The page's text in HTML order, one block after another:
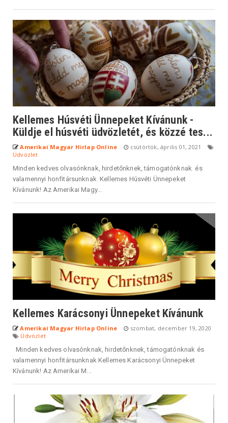
Kellemes Húsvéti Ünnepeket Kívánunk -
Küldje el húsvéti üdvözletét, és közzé tes...
Amerikai Magyar Hirlap Online
csütörtök, április 01, 2021
Üdvözlet
Minden kedves olvasónknak, hirdetőnknek, támogatónknak és
valamennyi honfitársunknak Kellemes Húsvéti Ünnepeket
Kívánunk! Az Amerikai Magy...
Kellemes Karácsonyi Ünnepeket Kívánunk
Amerikai Magyar Hirlap Online
szombat, december 19, 2020
Üdvözlet
Minden kedves olvasónknak, hirdetőnknek, támogatónknak és
valamennyi honfitársunknak Kellemes Karácsonyi Ünnepeket
Kívánunk! Az Amerikai M...